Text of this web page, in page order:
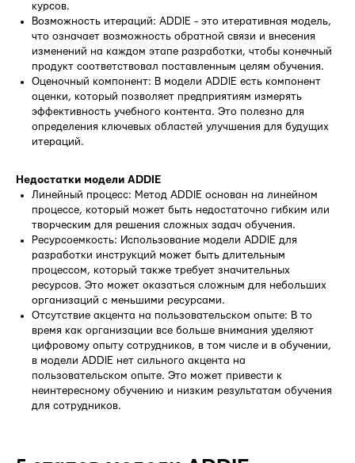
курсов.
Возможность итераций: ADDIE - это итеративная модель,
что означает возможность обратной связи и внесения
изменений на каждом этапе разработки, чтобы конечный
продукт соответствовал поставленным целям обучения.
Оценочный компонент: В модели ADDIE есть компонент
оценки, который позволяет предприятиям измерять
эффективность учебного контента. Это полезно для
определения ключевых областей улучшения для будущих
итераций.
Недостатки модели ADDIE
Линейный процесс: Метод ADDIE основан на линейном
процессе, который может быть недостаточно гибким или
творческим для решения сложных задач обучения.
Ресурсоемкость: Использование модели ADDIE для
разработки инструкций может быть длительным
процессом, который также требует значительных
ресурсов. Это может оказаться сложным для небольших
организаций с меньшими ресурсами.
Отсутствие акцента на пользовательском опыте: В то
время как организации все больше внимания уделяют
цифровому опыту сотрудников, в том числе и в обучении,
в модели ADDIE нет сильного акцента на
пользовательском опыте. Это может привести к
неинтересному обучению и низким результатам обучения
для сотрудников.